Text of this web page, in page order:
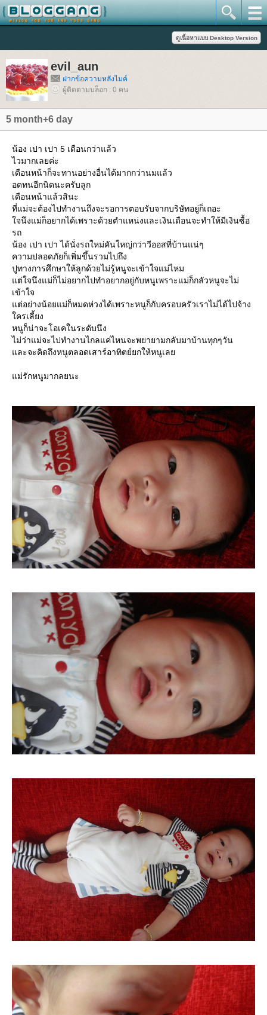
evil_aun
ฝากข้อความหลังไมค์
ผู้ติดตามบล็อก : 0 คน
5 month+6 day
น้อง เปา เปา 5 เดือนกว่าแล้ว
ไวมากเลยค่ะ
เดือนหน้าก็จะทานอย่างอื่นได้มากกว่านมแล้ว
อดทนอีกนิดนะครับลูก
เดือนหน้าแล้วสินะ
ที่แม่จะต้องไปทำงานถึงจะรอการตอบรับจากบริษัทอยู่ก็เถอะ
จนึงแม่ก็อยากได้เพราะด้วยตำแหน่งและเงินเดือนจะทำให้มีเงินซื้อ
รถ
น้อง เปา เปา ได้นั่งรถใหม่คันใหญ่กว่าวีออสที่บ้านแน่ๆ
ความปลอดภัยก็เพิ่มขึ้นรวมไปถึง
ปูทางการศึกษาให้ลูกด้วยไม่รู้หนูจะเข้าใจแม่ไหม
ต่ใจนึงแม่ก็ไม่อยากไปทำอยากอยู่กับหนูเพราะแม่ก็กลัวหนูจะไม่
เข้าใจ
ต่อย่างน้อยแม่ก็หมดห่วงได้เพราะหนูก็กับครอบครัวเราไม่ได้ไปจ้าง
ครเลี้ยง
หนูก็น่าจะโอเคในระดับนึง
ไม่ว่าแม่จะไปทำงานไกลแค่ไหนจะพยายามกลับมาบ้านทุกๆวัน
ละจะคิดถึงหนูตลอดเสาร์อาทิตย์ยกให้หนูเล
ม่รักหนูมากลยนะ